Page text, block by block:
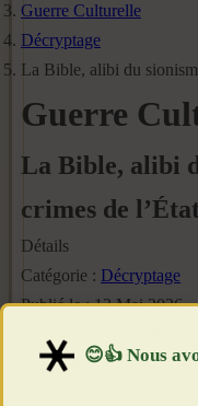
Guerre Culturelle
Décryptage
La Bible, alibi du
Guerre
La Bible, alibi
crimes de
Détails
Catégorie : Décryptage
Publié le : 13 Mai 2026
Clics : 566